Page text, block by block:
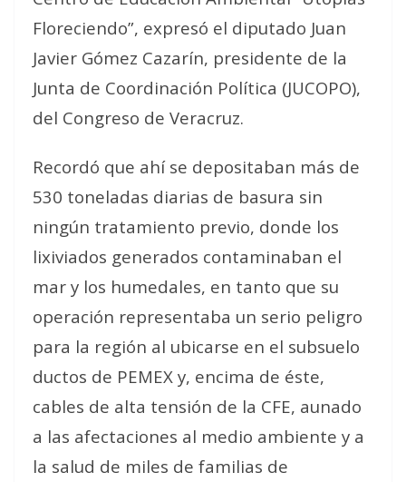
Floreciendo”, expresó el diputado Juan
Javier Gómez Cazarín, presidente de la
Junta de Coordinación Política (JUCOPO),
del Congreso de Veracruz.
Recordó que ahí se depositaban más de
530 toneladas diarias de basura sin
ningún tratamiento previo, donde los
lixiviados generados contaminaban el
mar y los humedales, en tanto que su
operación representaba un serio peligro
para la región al ubicarse en el subsuelo
ductos de PEMEX y, encima de éste,
cables de alta tensión de la CFE, aunado
a las afectaciones al medio ambiente y a
la salud de miles de familias de